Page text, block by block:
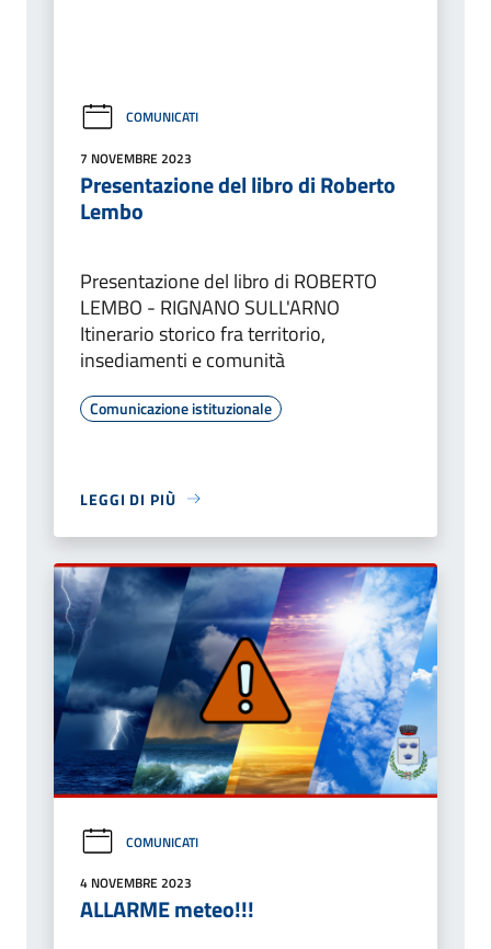
COMUNICATI
7 NOVEMBRE 2023
Presentazione del libro di Roberto
Lembo
Presentazione del libro di ROBERTO
LEMBO - RIGNANO SULL'ARNO
Itinerario storico fra territorio,
insediamenti e comunità
Comunicazione istituzionale
LEGGI DI PIÙ
COMUNICATI
4 NOVEMBRE 2023
ALLARME meteo!!!